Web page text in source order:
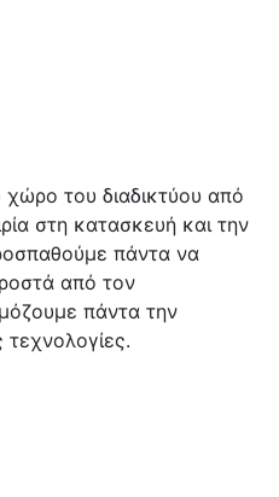
του διαδικτύου από
στη κατασκευή και την
πάντα να
από τον
πάντα την